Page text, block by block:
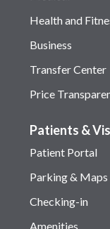
Health and
Business
Transfer Center
Price
Patients &
Patient Portal
Parking & Maps
Checking-in
Amenities